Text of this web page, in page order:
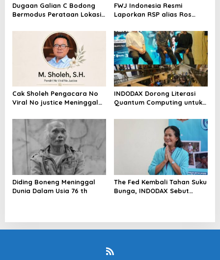
Dugaan Galian C Bodong
Bermodus Perataan Lokasi
Riau Akan Tinjauan Lokasi
FWJ Indonesia Resmi
Laporkan RSP alias Ros
Cak Sholeh Pengacara No
Viral No justice Meninggal
INDODAX Dorong Literasi
Quantum Computing untuk
Blockchain
Diding Boneng Meninggal
Dunia Dalam Usia 76 th
The Fed Kembali Tahan Suku
Bunga, INDODAX Sebut